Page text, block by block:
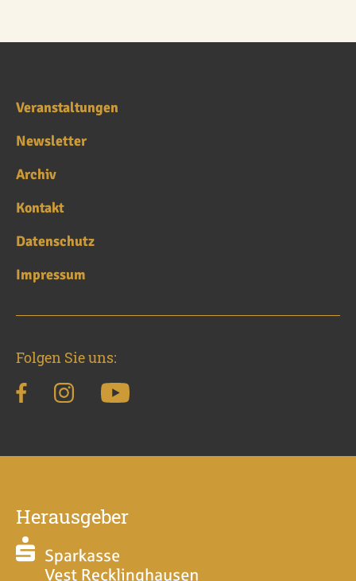
Veranstaltungen
Newsletter
Archiv
Kontakt
Datenschutz
Impressum
Folgen Sie uns:
Herausgeber